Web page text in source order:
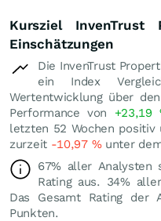
Kursziel InvenTrust
Einschätzungen
Die InvenTrust
ein Index
Wertentwicklung über
Performance von +23,19
letzten 52 Wochen positiv
zurzeit -10,97 %unter
67% aller Analysten
Rating aus. 34%
Das Gesamt Rating
Punkten.